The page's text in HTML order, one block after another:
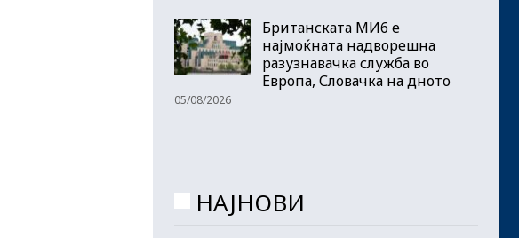
Британската МИ6 е
најмоќната надворешна
разузнавачка служба во
Европа, Словачка на дното
05/08/2026
НАЈНОВИ